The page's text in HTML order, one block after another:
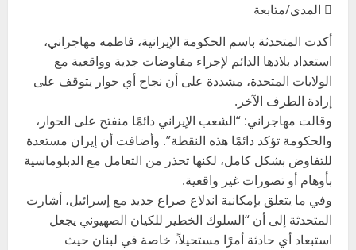
 المدى/متابعة
أكدت المتحدثة باسم الحكومة الإيرانية، فاطمه مهاجراني،
استعداد بلادها الدائم لإجراء مفاوضات جدية وواقعية مع
الولايات المتحدة، مشددة على أن نجاح أي حوار يتوقف على
إرادة الطرف الآخر.
وقالت مهاجراني: “الشعب الإيراني دائمًا منفتح على الحوار،
والحكومة تؤكد دائمًا هذه النقطة”. وأضافت أن إيران مستعدة
للتفاوض بشكل كامل، لكنها تحذر من التعامل مع الدبلوماسية
بأوهام أو تصورات غير واقعية.
وفي ما يتعلق بإمكانية اندلاع صراع جديد مع إسرائيل، أشارت
المتحدثة إلى أن “السلوك الخطير للكيان الصهيوني يجعل
استبعاد أي حادثة أمرًا مستحيلاً، خاصة في لبنان حيث